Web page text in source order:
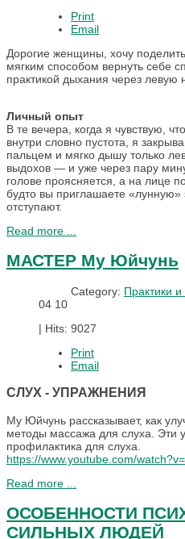
Print
Email
Дорогие женщины, хочу
мягким способом вернуть себе
практикой дыхания через левую
Личный опыт
В те вечера, когда я чувствую,
внутри словно пустота, я
пальцем и мягко дышу только
выдохов — и уже через пару
голове проясняется, а на лице
будто вы приглашаете «лунную»
отступают.
Read more ...
МАСТЕР Му Юйчунь
Category: Практики
04 10
| Hits: 9027
Print
Email
СЛУХ - УПРАЖНЕНИЯ
Му Юйчунь рассказывает, как
методы массажа для слуха. Эти
профилактика для слуха.
https://www.youtube.com/
Read more ...
ОСОБЕННОСТИ
СИЛЬНЫХ ЛЮДЕЙ